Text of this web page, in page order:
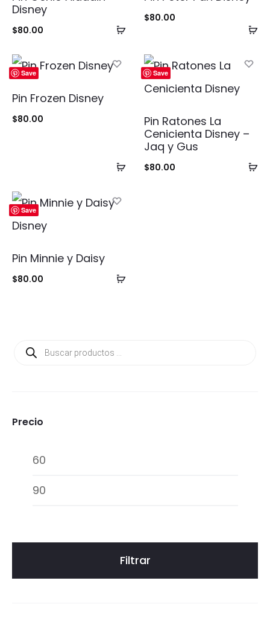
Añadir
carrito
Disney
$80.00
$80.00
Save
Añadir
Pin Frozen Disney
$80.00
Save
Pin Ratones La
Cenicienta Disney –
Jaq y Gus
$80.00
Save
Añadir
Pin Minnie y Daisy
$80.00
Búsqueda
de
Precio
Precio
Filtrar